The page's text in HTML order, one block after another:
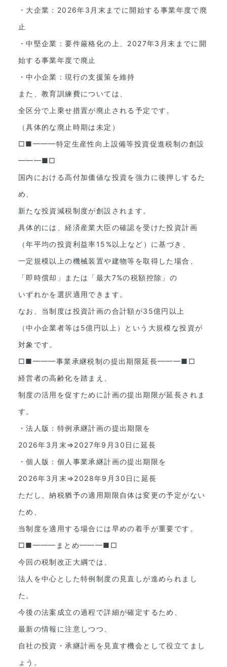
・大企業：2026年3月末までに開始する事業年度で廃
止
・中堅企業：要件厳格化の上、2027年3月末までに開
始する事業年度で廃止
・中小企業：現行の支援策を維持
また、教育訓練費については、
全区分で上乗せ措置が廃止される予定です。
（具体的な廃止時期は未定）
□■━━━特定生産性向上設備等投資促進税制の創設
━━━■□
国内における高付加価値な投資を強力に後押しするた
め、
新たな投資減税制度が創設されます。
具体的には、経済産業大臣の確認を受けた投資計画
（年平均の投資利益率15%以上など）に基づき、
一定規模以上の機械装置や建物等を取得した場合、
「即時償却」または「最大7%の税額控除」の
いずれかを選択適用できます。
なお、当制度は投資計画の合計額が35億円以上
（中小企業者等は5億円以上）という大規模な投資が
対象です。
□■━━━事業承継税制の提出期限延長━━━■□
経営者の高齢化を踏まえ、
制度の活用を促すために計画の提出期限が延長されま
す。
・法人版：特例承継計画の提出期限を
2026年3月末⇒2027年9月30日に延長
・個人版：個人事業承継計画の提出期限を
2026年3月末⇒2028年9月30日に延長
ただし、納税猶予の適用期限自体は変更の予定がない
ため、
当制度を適用する場合には早めの着手が重要です。
□■━━━まとめ━━━■□
今回の税制改正大綱では、
法人を中心とした特例制度の見直しが進められまし
た。
今後の法案成立の過程で詳細が確定するため、
最新の情報に注意しつつ、
自社の投資・承継計画を見直す機会として役立てまし
ょう。